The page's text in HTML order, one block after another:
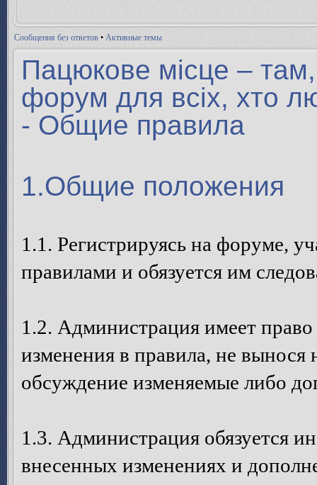
Сообщения без ответов • Активные темы
Пацюкове місце –
форум для всіх, хто
- Общие правила
1.Общие положения
1.1. Регистрируясь на форуме,
правилами и обязуется им
1.2. Администрация имеет
изменения в правила, не вынося
обсуждение изменяемые либо
1.3. Администрация обязуется
внесенных изменениях и